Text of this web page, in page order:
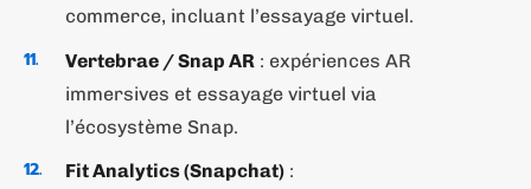
commerce, incluant l’essayage virtuel.
Vertebrae / Snap AR : expériences AR
immersives et essayage virtuel via
l’écosystème Snap.
Fit Analytics (Snapchat) :